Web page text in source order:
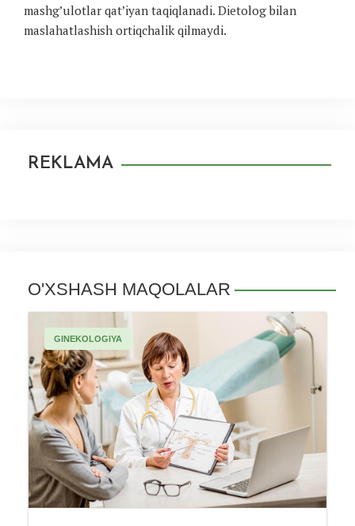
mashg’ulotlar qat’iyan taqiqlanadi. Dietolog bilan
maslahatlashish ortiqchalik qilmaydi.
REKLAMA
O'XSHASH MAQOLALAR
GINEKOLOGIYA